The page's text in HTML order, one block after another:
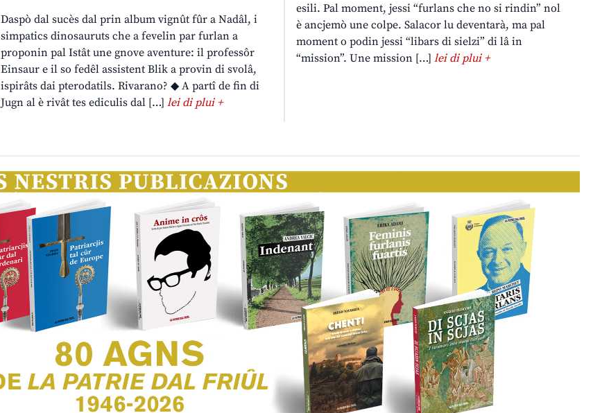
Daspò dal sucès dal prin album vignût fûr a Nadâl, i
simpatics dinosauruts che a fevelin par furlan a
proponin pal Istât une gnove aventure: il professôr
Einsaur e il so fedêl assistent Blik a provin di svolâ,
ispirâts dai pterodatils. Rivarano? ◆ A partî de fin di
Jugn al è rivât tes ediculis dal […] lei di plui +
esili. Pal moment, jessi “furlans che no si rindin” nol
è ancjemò une colpe. Salacor lu deventarà, ma pal
moment o podin jessi “libars di sielzi” di lâ in
“mission”. Une mission […]lei di plui +